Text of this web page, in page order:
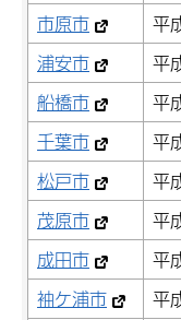
市原市
平
浦安市
平
船橋市
平
千葉市
平
松戸市
平
茂原市
平
成田市
平
袖ケ浦市
平